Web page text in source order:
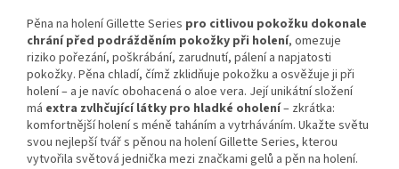
Pěna na holení Gillette Series pro citlivou pokožku dokonale
chrání před podrážděním pokožky při holení, omezuje
riziko pořezání, poškrábání, zarudnutí, pálení a napjatosti
pokožky. Pěna chladí, čímž zklidňuje pokožku a osvěžuje ji při
holení – a je navíc obohacená o aloe vera. Její unikátní složení
má extra zvlhčující látky pro hladké oholení– zkrátka:
komfortnější holení s méně taháním a vytrháváním. Ukažte světu
svou nejlepší tvář s pěnou na holení Gillette Series, kterou
vytvořila světová jednička mezi značkami gelů a pěn na holení.